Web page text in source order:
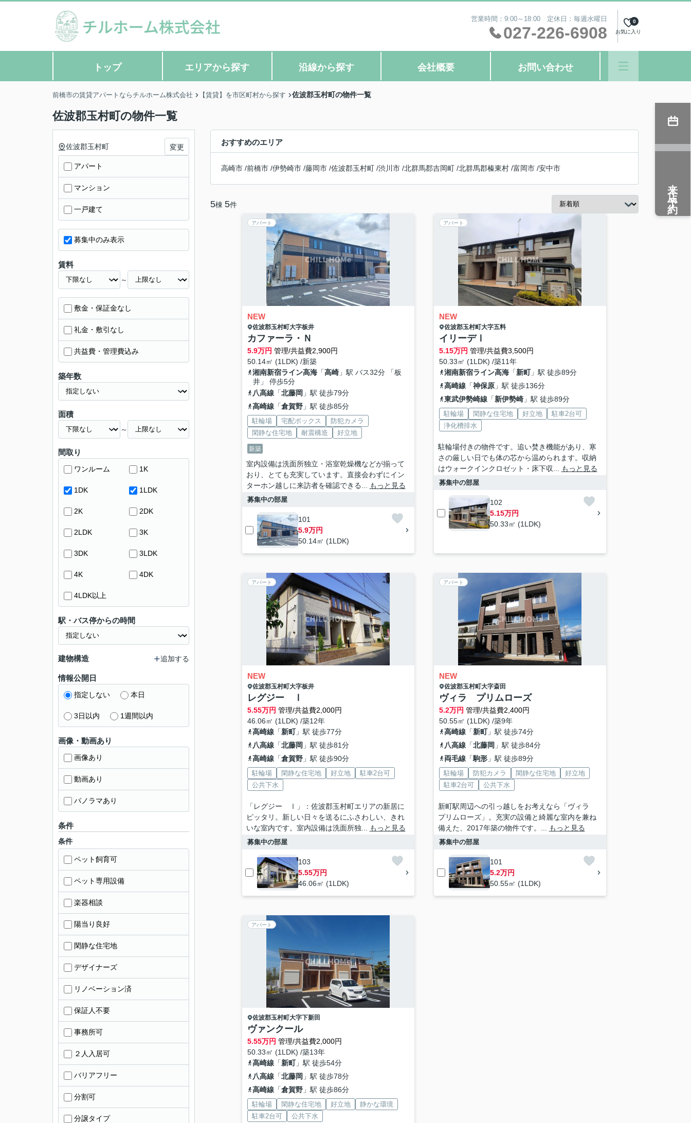
営業時間：9:00～18:00 定休日：毎週水曜日
027-226-6908 お気に入り
0
トップ エリアから探す 沿線から探す 会社概要 お問い合わせ
前橋市の賃貸アパートならチルホーム株式会社 【賃貸】を市区町村から探す 佐波郡玉村町の物件一覧
佐波郡玉村町の物件一覧
おすすめのエリア
高崎市 /前橋市 /伊勢崎市 /藤岡市 /佐波郡玉村町 /渋川市 /北群馬郡吉岡町 /北群馬郡榛東村 /富岡市 /安中市
5棟 5件
アパート
NEW
佐波郡玉村町大字板井
カファーラ・Ｎ
5.9万円 管理/共益費2,900円
50.14㎡ (1LDK) /新築
湘南新宿ライン高海「高崎」駅 バス32分 「板
井」 停歩5分
八高線「北藤岡 」駅 徒歩79分
高崎線「倉賀野」駅 徒歩85分
駐輪場 宅配ボックス
防犯カメラ
閑静な住宅地
耐震構造 好立地
新築
室内設備は洗面所独立・浴室乾燥機などが揃って
おり、とても充実しています。直接会わずにイン
ターホン越しに来訪者を確認できる...
もっと見る
募集中の部屋
101
5.9万円
50.14㎡ (1LDK)
アパート
NEW
佐波郡玉村町大字五料
イリーデⅠ
5.15万円 管理/共益費3,500円
50.33㎡ (1LDK) /築11年
湘南新宿ライン高海「新町」駅 徒歩89分
高崎線「神保原」駅 徒歩136分
東武伊勢崎線「新伊勢崎」駅 徒歩89分
駐輪場 閑静な住宅地 好立地
駐車2台可
浄化槽排水
駐輪場付きの物件です。追い焚き機能があり、寒
さの厳しい日でも体の芯から温められます。収納
はウォークインクロゼット・床下収...
もっと見る
募集中の部屋
102
5.15万円
50.33㎡ (1LDK)
アパート
NEW
佐波郡玉村町大字板井
レグジー Ⅰ
5.55万円 管理/共益費2,000円
46.06㎡ (1LDK) /築12年
高崎線「新町」駅 徒歩77分
八高線「北藤岡 」駅 徒歩81分
高崎線「倉賀野」駅 徒歩90分
駐輪場 閑静な住宅地 好立地
駐車2台可
公共下水
「レグジー Ⅰ」：佐波郡玉村町エリアの新居に
ピッタリ。新しい日々を送るにふさわしい、きれ
いな室内です。室内設備は洗面所独...
もっと見る
募集中の部屋
103
5.55万円
46.06㎡ (1LDK)
アパート
NEW
佐波郡玉村町大字斎田
ヴィラ プリムローズ
5.2万円 管理/共益費2,400円
50.55㎡ (1LDK) /築9年
高崎線「新町」駅 徒歩74分
八高線「北藤岡 」駅 徒歩84分
両毛線「駒形」駅 徒歩89分
駐輪場 防犯カメラ 閑静な住宅地
好立地
駐車2台可
公共下水
新町駅周辺への引っ越しをお考えなら「ヴィラ
プリムローズ」。充実の設備と綺麗な室内を兼ね
備えた、2017年築の物件です。...
もっと見る
募集中の部屋
101
5.2万円
50.55㎡ (1LDK)
アパート
佐波郡玉村町大字下新田
ヴァンクール
5.55万円 管理/共益費2,000円
50.33㎡ (1LDK) /築13年
高崎線「新町」駅 徒歩54分
八高線「北藤岡 」駅 徒歩78分
高崎線「倉賀野」駅 徒歩86分
駐輪場 閑静な住宅地 好立地
静かな環境
駐車2台可
公共下水
佐波郡玉村町 変更
アパート
マンション
一戸建て
募集中のみ表示
賃料
～
敷金・保証金なし
礼金・敷引なし
共益費・管理費込み
築年数
面積
～
間取り
ワンルーム 1K
1DK 1LDK
2K 2DK
2LDK 3K
3DK 3LDK
4K 4DK
4LDK以上
駅・バス停からの時間
建物構造 追加する
情報公開日
指定しない 本日
3日以内 1週間以内
画像・動画あり
画像あり
動画あり
パノラマあり
条件
条件
ペット飼育可
ペット専用設備
楽器相談
陽当り良好
閑静な住宅地
デザイナーズ
リノベーション済
保証人不要
事務所可
２人入居可
バリアフリー
分割可
分譲タイプ
来店予約